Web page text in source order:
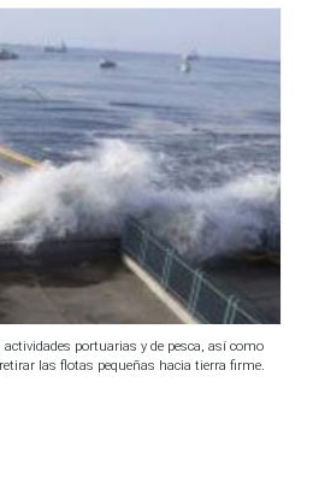
actividades portuarias y de pesca, así como
las flotas pequeñas hacia tierra firme.